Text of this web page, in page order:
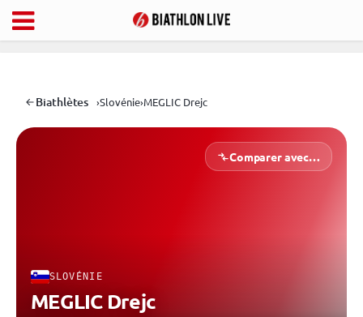
Biathlètes ›Slovénie›MEGLIC Drejc
SLOVÉNIE
MEGLIC Drejc
Comparer avec…